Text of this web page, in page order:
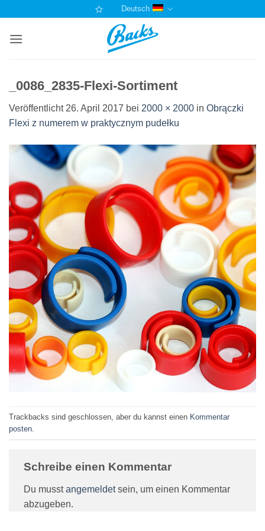
springen
Deutsch
_0086_2835-Flexi-Sortiment
Veröffentlicht 26. April 2017 bei 2000 × 2000 in Obrączki
Flexi z numerem w praktycznym pudełku
Trackbacks sind geschlossen, aber du kannst einen Kommentar
posten
Schreibe einen Kommentar
Du musstangemeldetsein, um einen Kommentar
abzugeben.